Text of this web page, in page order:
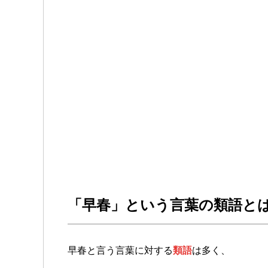
「早春」という言葉の類語と
早春と言う言葉に対する類語は多く、